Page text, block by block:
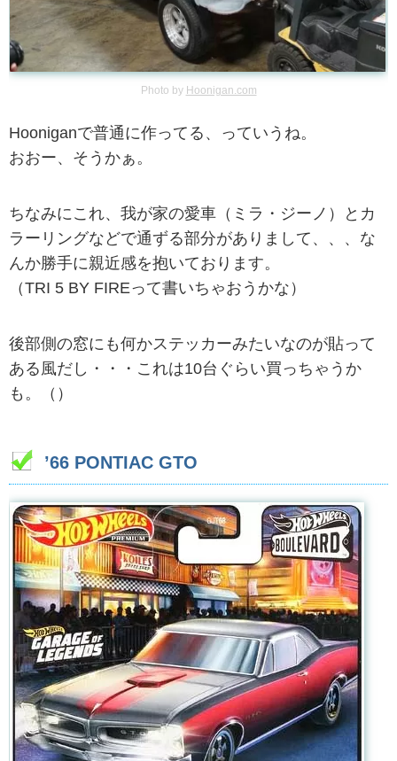
Photo by Hoonigan.com
Hooniganで普通に作ってる、っていうね。
おおー、そうかぁ。
ちなみにこれ、我が家の愛車（ミラ・ジーノ）とカ
ラーリングなどで通ずる部分がありまして、、、な
んか勝手に親近感を抱いております。
（TRI 5 BY FIREって書いちゃおうかな）
後部側の窓にも何かステッカーみたいなのが貼って
ある風だし・・・これは10台ぐらい買っちゃうか
も。（）
’66 PONTIAC GTO